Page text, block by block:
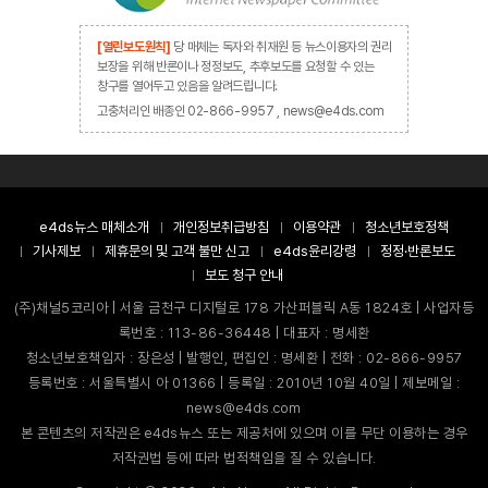
[열린보도원칙] 당 매체는 독자와 취재원 등 뉴스이용자의 권리
보장을 위해 반론이나 정정보도, 추후보도를 요청할 수 있는
창구를 열어두고 있음을 알려드립니다.
고충처리인 배종인 02-866-9957 , news@e4ds.com
e4ds뉴스 매체소개 개인정보취급방침 이용약관
청소년보호정책
기사제보
제휴문의 및 고객 불만 신고 e4ds윤리강령
정정·반론보도
보도 청구 안내
(주)채널5코리아 | 서울 금천구 디지털로 178 가산퍼블릭 A동 1824호 | 사업자등
록번호 : 113-86-36448 | 대표자 : 명세환
청소년보호책임자 : 장은성 | 발행인, 편집인 : 명세환 | 전화 : 02-866-9957
등록번호 : 서울특별시 아 01366 | 등록일 : 2010년 10월 40일 | 제보메일 :
news@e4ds.com
본 콘텐츠의 저작권은 e4ds뉴스 또는 제공처에 있으며 이를 무단 이용하는 경우
저작권법 등에 따라 법적책임을 질 수 있습니다.